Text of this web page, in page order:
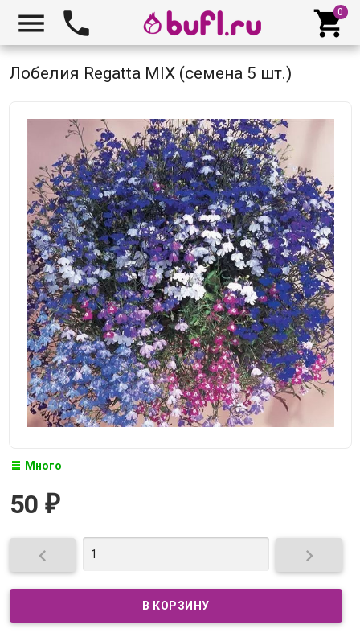
  
Лобелия Regatta MIX (семена 5 шт.)
Много
50 ₽
 